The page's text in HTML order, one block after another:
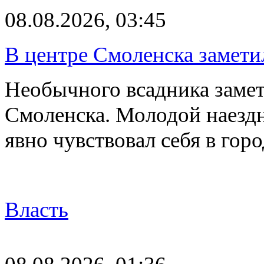
08.08.2026, 03:45
В центре Смоленска
Необычного всадника
Смоленска. Молодой
явно чувствовал себя в
Власть